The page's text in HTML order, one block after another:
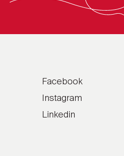
Facebook
Instagram
Linkedin